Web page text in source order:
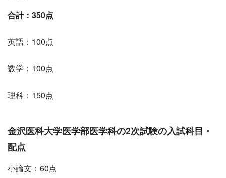
合計：350点
英語：100点
数学：100点
理科：150点
金沢医科大学医学部医学科の2次試験の入試科目・
配点
小論文：60点